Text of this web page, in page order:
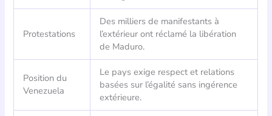
Protestations
Des milliers de manifestants à
l’extérieur ont réclamé la libération
de Maduro.
Position du
Venezuela
Le pays exige respect et relations
basées sur l’égalité sans ingérence
extérieure.